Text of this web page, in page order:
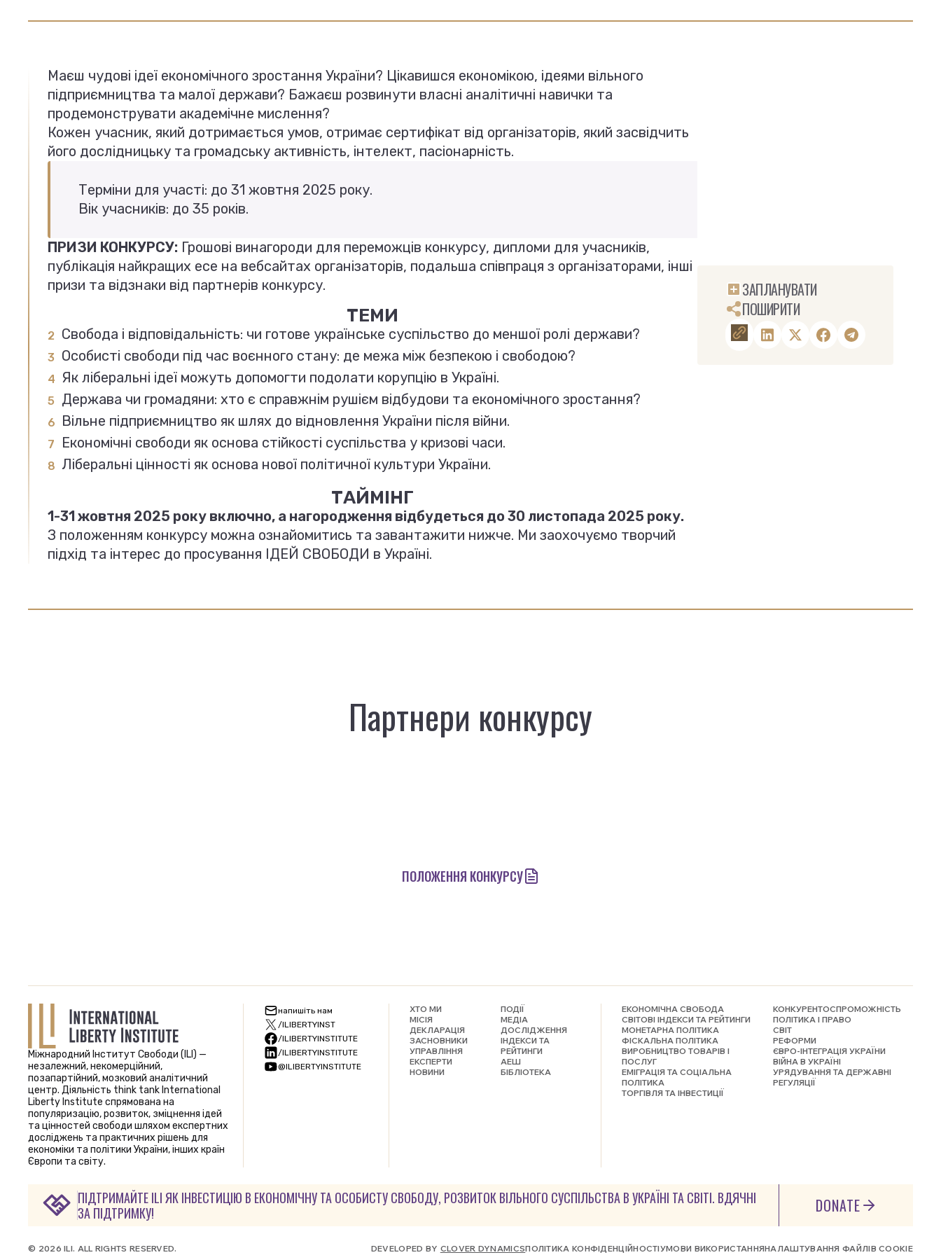
Маєш чудові ідеї економічного зростання України? Цікавишся економікою, ідеями вільного
підприємництва та малої держави? Бажаєш розвинути власні аналітичні навички та
продемонструвати академічне мислення?
Кожен учасник, який дотримається умов, отримає сертифікат від організаторів, який засвідчить
його дослідницьку та громадську активність, інтелект, пасіонарність.
Терміни для участі: до 31 жовтня 2025 року.
Вік учасників: до 35 років.
ПРИЗИ КОНКУРСУ: Грошові винагороди для переможців конкурсу, дипломи для учасників,
публікація найкращих есе на вебсайтах організаторів, подальша співпраця з організаторами, інші
призи та відзнаки від партнерів конкурсу.
ТЕМИ
Свобода і відповідальність: чи готове українське суспільство до меншої ролі держави?
Особисті свободи під час воєнного стану: де межа між безпекою і свободою?
Як ліберальні ідеї можуть допомогти подолати корупцію в Україні.
Держава чи громадяни: хто є справжнім рушієм відбудови та економічного зростання?
Вільне підприємництво як шлях до відновлення України після війни.
Економічні свободи як основа стійкості суспільства у кризові часи.
Ліберальні цінності як основа нової політичної культури України.
ТАЙМІНГ
1-31 жовтня 2025 року включно, а нагородження відбудеться до 30 листопада 2025 року.
З положенням конкурсу можна ознайомитись та завантажити нижче. Ми заохочуємо творчий
підхід та інтерес до просування ІДЕЙ СВОБОДИ в Україні.
ЗАПЛАНУВАТИ
ПОШИРИТИ
Партнери конкурсу
ПОЛОЖЕННЯ КОНКУРСУ
Міжнародний Інститут Свободи (ILI) —
незалежний, некомерційний,
позапартійний, мозковий аналітичний
центр. Діяльність think tank International
Liberty Institute спрямована на
популяризацію, розвиток, зміцнення ідей
та цінностей свободи шляхом експертних
досліджень та практичних рішень для
економіки та політики України, інших країн
Європи та світу.
напишіть нам
/ILIBERTYINST
/ILIBERTYINSTITUTE
/ILIBERTYINSTITUTE
@ILIBERTYINSTITUTE
ХТО МИ
МІСІЯ
ДЕКЛАРАЦІЯ
ЗАСНОВНИКИ
УПРАВЛІННЯ
ЕКСПЕРТИ
НОВИНИ
ПОДІЇ
МЕДІА
ДОСЛІДЖЕННЯ
ІНДЕКСИ ТА
РЕЙТИНГИ
АЕШ
БІБЛІОТЕКА
ЕКОНОМІЧНА СВОБОДА
СВІТОВІ ІНДЕКСИ ТА РЕЙТИНГИ
МОНЕТАРНА ПОЛІТИКА
ФІСКАЛЬНА ПОЛІТИКА
ВИРОБНИЦТВО ТОВАРІВ І
ПОСЛУГ
ЕМІГРАЦІЯ ТА СОЦІАЛЬНА
ПОЛІТИКА
ТОРГІВЛЯ ТА ІНВЕСТИЦІЇ
КОНКУРЕНТОСПРОМОЖНІСТЬ
ПОЛІТИКА І ПРАВО
СВІТ
РЕФОРМИ
ЄВРО-ІНТЕГРАЦІЯ УКРАЇНИ
ВІЙНА В УКРАЇНІ
УРЯДУВАННЯ ТА ДЕРЖАВНІ
РЕГУЛЯЦІЇ
ПІДТРИМАЙТЕ ILI ЯК ІНВЕСТИЦІЮ В ЕКОНОМІЧНУ ТА ОСОБИСТУ СВОБОДУ, РОЗВИТОК ВІЛЬНОГО СУСПІЛЬСТВА В УКРАЇНІ ТА СВІТІ. ВДЯЧНІ
ЗА ПІДТРИМКУ!
DONATE
DEVELOPED BY CLOVER DYNAMICSПОЛІТИКА КОНФІДЕНЦІЙНОСТІУМОВИ ВИКОРИСТАННЯНАЛАШТУВАННЯ ФАЙЛІВ COOKIE
© 2026 ILI. ALL RIGHTS RESERVED.